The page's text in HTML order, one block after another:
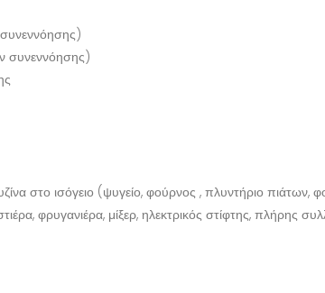
συνεννόησης)
στο ισόγειο (ψυγείο, φούρνος , πλυντήριο
φρυγανιέρα, μίξερ, ηλεκτρικός στίφτης, πλήρης